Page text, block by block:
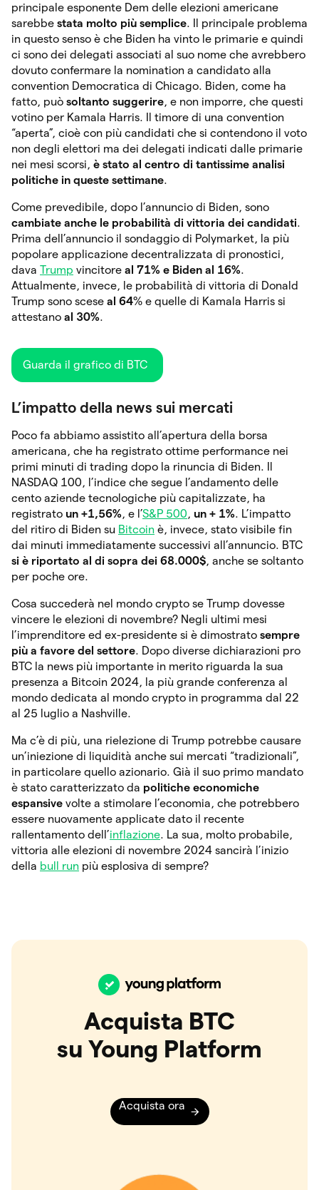
principale esponente Dem delle elezioni americane
sarebbe stata molto più semplice. Il principale problema
in questo senso è che Biden ha vinto le primarie e quindi
ci sono dei delegati associati al suo nome che avrebbero
dovuto confermare la nomination a candidato alla
convention Democratica di Chicago. Biden, come ha
fatto, può soltanto suggerire, e non imporre, che questi
votino per Kamala Harris. Il timore di una convention
“aperta”, cioè con più candidati che si contendono il voto
non degli elettori ma dei delegati indicati dalle primarie
nei mesi scorsi, è stato al centro di tantissime analisi
politiche in queste settimane.
Come prevedibile, dopo l’annuncio di Biden, sono
cambiate anche le probabilità di vittoria dei candidati.
Prima dell’annuncio il sondaggio di Polymarket, la più
popolare applicazione decentralizzata di pronostici,
dava Trump vincitore al 71% e Biden al 16%.
Attualmente, invece, le probabilità di vittoria di Donald
Trump sono scese al 64% e quelle di Kamala Harris si
attestano al 30%.
Guarda il grafico di BTC
L’impatto della news sui mercati
Poco fa abbiamo assistito all’apertura della borsa
americana, che ha registrato ottime performance nei
primi minuti di trading dopo la rinuncia di Biden. Il
NASDAQ 100, l’indice che segue l’andamento delle
cento aziende tecnologiche più capitalizzate, ha
registrato un +1,56%, e l’S&P 500, un + 1%. L’impatto
del ritiro di Biden su Bitcoin è, invece, stato visibile fin
dai minuti immediatamente successivi all’annuncio. BTC
si è riportato al di sopra dei 68.000$, anche se soltanto
per poche ore.
Cosa succederà nel mondo crypto se Trump dovesse
vincere le elezioni di novembre? Negli ultimi mesi
l’imprenditore ed ex-presidente si è dimostrato sempre
più a favore del settore. Dopo diverse dichiarazioni pro
BTC la news più importante in merito riguarda la sua
presenza a Bitcoin 2024, la più grande conferenza al
mondo dedicata al mondo crypto in programma dal 22
al 25 luglio a Nashville.
Ma c’è di più, una rielezione di Trump potrebbe causare
un’iniezione di liquidità anche sui mercati “tradizionali”,
in particolare quello azionario. Già il suo primo mandato
è stato caratterizzato da politiche economiche
espansive volte a stimolare l’economia, che potrebbero
essere nuovamente applicate dato il recente
rallentamento dell’inflazione. La sua, molto probabile,
vittoria alle elezioni di novembre 2024 sancirà l’inizio
della bull run più esplosiva di sempre?
Acquista BTC
su Young Platform
Acquista ora